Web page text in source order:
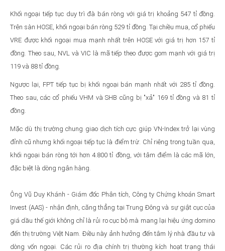
Khối ngoại tiếp tục duy trì đà bán ròng với giá trị khoảng 547 tỉ đồng.
Trên sàn HOSE, khối ngoại bán ròng 529 tỉ đồng. Tại chiều mua, cổ phiếu
VRE được khối ngoại mua mạnh nhất trên HOSE với giá trị hơn 157 tỉ
đồng. Theo sau, NVL và VIC là mã tiếp theo được gom mạnh với giá trị
119 và 88 tỉ đồng.
Ngược lại, FPT tiếp tục bị khối ngoại bán mạnh nhất với 285 tỉ đồng.
Theo sau, các cổ phiếu VHM và SHB cũng bị "xả" 169 tỉ đồng và 81 tỉ
đồng.
Mặc dù thị trường chung giao dịch tích cực giúp VN-Index trở lại vùng
đỉnh cũ nhưng khối ngoại tiếp tục là điểm trừ. Chỉ riêng trong tuần qua,
khối ngoại bán ròng tới hơn 4.800 tỉ đồng, với tâm điểm là các mã lớn,
đặc biệt là dòng ngân hàng.
Ông Vũ Duy Khánh - Giám đốc Phân tích, Công ty Chứng khoán Smart
Invest (AAS) - nhận định, căng thẳng tại Trung Đông và sự giật cục của
giá dầu thế giới không chỉ là rủi ro cục bộ mà mang lại hiệu ứng domino
đến thị trường Việt Nam. Điều này ảnh hưởng đến tâm lý nhà đầu tư và
dòng vốn ngoại. Các rủi ro địa chính trị thường kích hoạt trạng thái